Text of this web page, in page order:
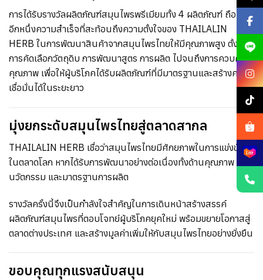
การได้รับรางวัลผลิตภัณฑ์สมุนไพรพรีเมียมทั้ง 4 ผลิตภัณฑ์ ถือเป็น
อีกหนึ่งความสำเร็จที่สะท้อนถึงความตั้งใจของ THAILALIN
HERB ในการพัฒนาสินค้าจากสมุนไพรไทยให้มีคุณภาพสูง ตั้งแต่
การคัดเลือกวัตถุดิบ การพัฒนาสูตร การผลิต ไปจนถึงการควบคุม
คุณภาพ เพื่อให้ผู้บริโภคได้รับผลิตภัณฑ์ที่มีมาตรฐานและสร้างความ
เชื่อมั่นได้ในระยะยาว
มุ่งยกระดับสมุนไพรไทยสู่ตลาดสากล
THAILALIN HERB เชื่อว่าสมุนไพรไทยมีศักยภาพในการแข่งขัน
ในตลาดโลก หากได้รับการพัฒนาอย่างต่อเนื่องทั้งด้านคุณภาพ
นวัตกรรม และมาตรฐานการผลิต
รางวัลครั้งนี้จึงเป็นกำลังใจสำคัญในการเดินหน้าสร้างสรรค์
ผลิตภัณฑ์สมุนไพรที่ตอบโจทย์ผู้บริโภคยุคใหม่ พร้อมขยายโอกาสสู่
ตลาดต่างประเทศ และสร้างมูลค่าเพิ่มให้กับสมุนไพรไทยอย่างยั่งยืน
ขอบคุณทุกแรงสนับสนุน